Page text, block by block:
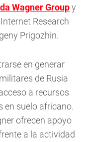
Wagner Groupy
Research
Prigozhin.
en generar
de Rusia
a recursos
en suelo africano.
ofrecen apoyo
a la actividad